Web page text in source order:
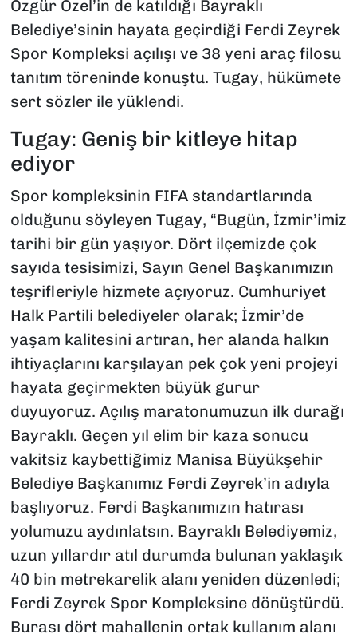
Özgür Özel’in de katıldığı Bayraklı
Belediye’sinin hayata geçirdiği Ferdi Zeyrek
Spor Kompleksi açılışı ve 38 yeni araç filosu
tanıtım töreninde konuştu. Tugay, hükümete
sert sözler ile yüklendi.
Tugay: Geniş bir kitleye hitap
ediyor
Spor kompleksinin FIFA standartlarında
olduğunu söyleyen Tugay, “Bugün, İzmir’imiz
tarihi bir gün yaşıyor. Dört ilçemizde çok
sayıda tesisimizi, Sayın Genel Başkanımızın
teşrifleriyle hizmete açıyoruz. Cumhuriyet
Halk Partili belediyeler olarak; İzmir’de
yaşam kalitesini artıran, her alanda halkın
ihtiyaçlarını karşılayan pek çok yeni projeyi
hayata geçirmekten büyük gurur
duyuyoruz. Açılış maratonumuzun ilk durağı
Bayraklı. Geçen yıl elim bir kaza sonucu
vakitsiz kaybettiğimiz Manisa Büyükşehir
Belediye Başkanımız Ferdi Zeyrek’in adıyla
başlıyoruz. Ferdi Başkanımızın hatırası
yolumuzu aydınlatsın. Bayraklı Belediyemiz,
uzun yıllardır atıl durumda bulunan yaklaşık
40 bin metrekarelik alanı yeniden düzenledi;
Ferdi Zeyrek Spor Kompleksine dönüştürdü.
Burası dört mahallenin ortak kullanım alanı